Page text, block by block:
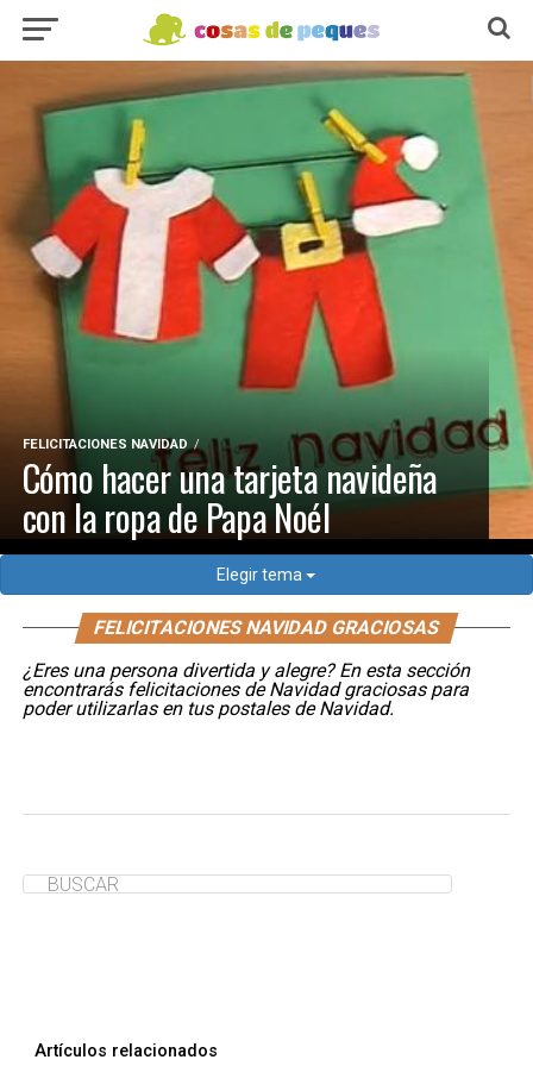
FELICITACIONES NAVIDAD
Cómo hacer una tarjeta navideña
con la ropa de Papa Noél
Elegir tema
FELICITACIONES NAVIDAD GRACIOSAS
¿Eres una persona divertida y alegre? En esta sección
encontrarás felicitaciones de Navidad graciosas para
poder utilizarlas en tus postales de Navidad.
Artículos relacionados